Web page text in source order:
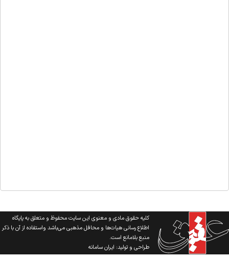
کلیه حقوق مادی و معنوی این سایت محفوظ و متعلق به پایگاه
اطلاع رسانی هیات‌ها و محافل مذهبی می‌باشد واستفاده از آن با ذکر
منبع بلامانع است.
طراحی و تولید:ایران سامانه